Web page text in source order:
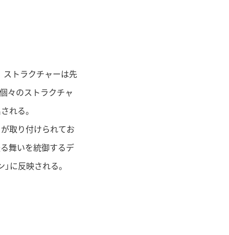
トラクチャーは先
々のストラクチャ
れる。
取り付けられてお
舞いを統御するデ
に反映される。